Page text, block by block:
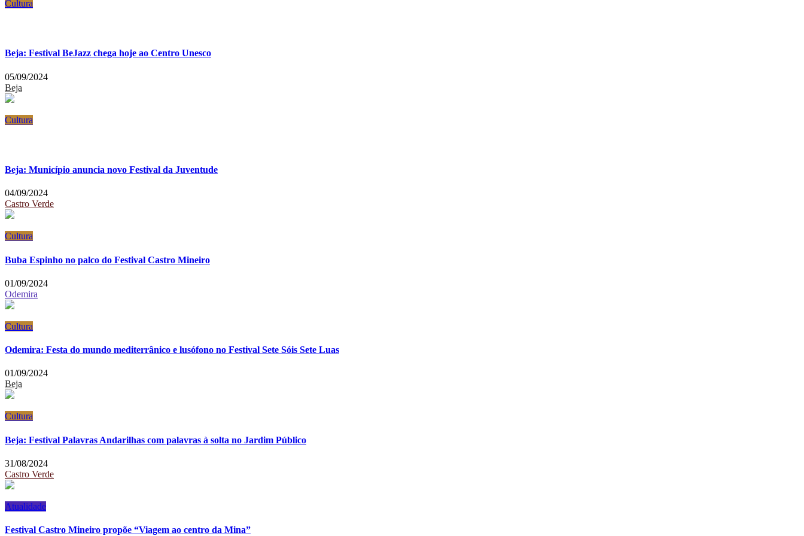
Cultura
Beja: Festival BeJazz chega hoje ao Centro Unesco
05/09/2024
Beja
Cultura
Beja: Município anuncia novo Festival da Juventude
04/09/2024
Castro Verde
Cultura
Buba Espinho no palco do Festival Castro Mineiro
01/09/2024
Odemira
Cultura
Odemira: Festa do mundo mediterrânico e lusófono no Festival Sete Sóis Sete Luas
01/09/2024
Beja
Cultura
Beja: Festival Palavras Andarilhas com palavras à solta no Jardim Público
31/08/2024
Castro Verde
Atualidade
Festival Castro Mineiro propõe “Viagem ao centro da Mina”